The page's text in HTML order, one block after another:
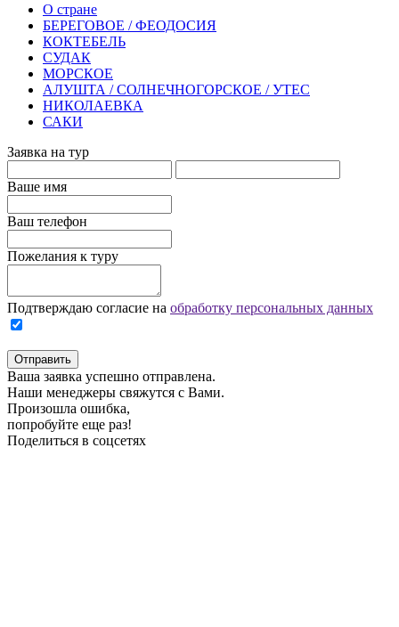
О стране
БЕРЕГОВОЕ / ФЕОДОСИЯ
КОКТЕБЕЛЬ
СУДАК
МОРСКОЕ
АЛУШТА / СОЛНЕЧНОГОРСКОЕ / УТЕС
НИКОЛАЕВКА
САКИ
Заявка на тур
Ваше имя
Ваш телефон
Пожелания к туру
Подтверждаю согласие на обработку персональных данных
Отправить
Ваша заявка успешно отправлена.
Наши менеджеры свяжутся с Вами.
Произошла ошибка,
попробуйте еще раз!
Поделиться в соцсетях